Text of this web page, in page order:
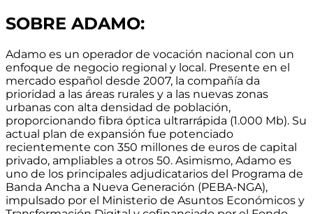
SOBRE ADAMO:
Adamo es un operador de vocación nacional con un
enfoque de negocio regional y local. Presente en el
mercado español desde 2007, la compañía da
prioridad a las áreas rurales y a las nuevas zonas
urbanas con alta densidad de población,
proporcionando fibra óptica ultrarrápida (1.000 Mb). Su
actual plan de expansión fue potenciado
recientemente con 350 millones de euros de capital
privado, ampliables a otros 50. Asimismo, Adamo es
uno de los principales adjudicatarios del Programa de
Banda Ancha a Nueva Generación (PEBA-NGA),
impulsado por el Ministerio de Asuntos Económicos y